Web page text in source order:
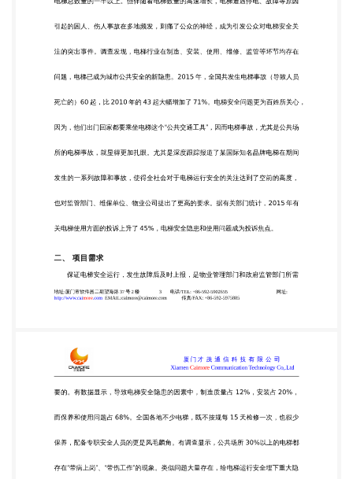
和政府监管部门所需 地址:厦门市软件园二期望海路
37 号 2 楼 3 电话/TEL: +86-592-5902655
http://www.caimore.com
EMAIL:caimore@caimore.com 传真/FAX: +86-592-
5975885 网址: 厦门才 茂 通 信 科 技 有 限 公 司
Xiamen Caimore Communication Technology Co,.Ltd
要的。有数据显示，导致电梯安全隐患的因素中，制
造质量占 12%，安装占 20%， 而保养和使用问题占
68%。全国各地不少电梯，既不按规每 15 天检修一
角。有调查显示，公共场所 30%以上的电梯都 存在
“带病上岗”、“带伤工作”的现象。类似问题大量存
在，给电梯运行安全埋下重大隐 患，一旦发生安全事
故，人员伤亡几乎在所难免。随着城市化迅猛发展，
居住楼和写 字楼建筑高度，使得电梯这个“公共交通
工具”的数量也急速增加。仅 2013 年，全国新 增电梯